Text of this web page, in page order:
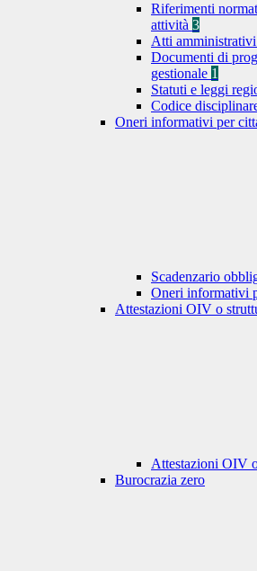
Riferimenti
attività 3
Atti
Documenti di
gestionale 1
Statuti e leggi
Codice
Oneri informativi per
Scadenzario
Oneri informativi
Attestazioni OIV o
Attestazioni OIV
Burocrazia zero